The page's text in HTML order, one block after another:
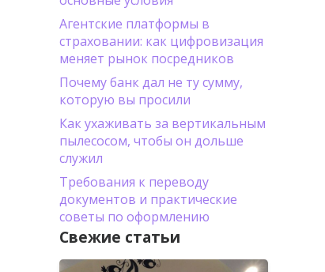
Агентские платформы в
страховании: как цифровизация
меняет рынок посредников
Почему банк дал не ту сумму,
которую вы просили
Как ухаживать за вертикальным
пылесосом, чтобы он дольше
служил
Требования к переводу
документов и практические
советы по оформлению
Свежие статьи